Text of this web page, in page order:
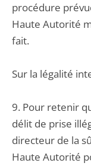
procédure
Haute Autorité
fait.
Sur la légalité
9. Pour retenir
délit de prise
directeur de la
Haute Autorité